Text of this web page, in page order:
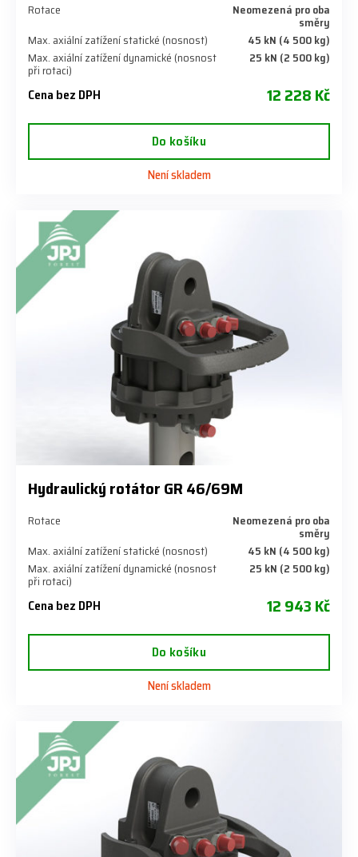
Rotace Neomezená pro oba
směry
Max. axiální zatížení statické (nosnost)
45 kN (4 500 kg)
Max. axiální zatížení dynamické (nosnost
při rotaci)
25 kN (2 500 kg)
Cena bez DPH 12 228 Kč
Do košíku
Není skladem
Hydraulický rotátor GR 46/69M
Rotace Neomezená pro oba
směry
Max. axiální zatížení statické (nosnost)
45 kN (4 500 kg)
Max. axiální zatížení dynamické (nosnost
při rotaci)
25 kN (2 500 kg)
Cena bez DPH 12 943 Kč
Do košíku
Není skladem